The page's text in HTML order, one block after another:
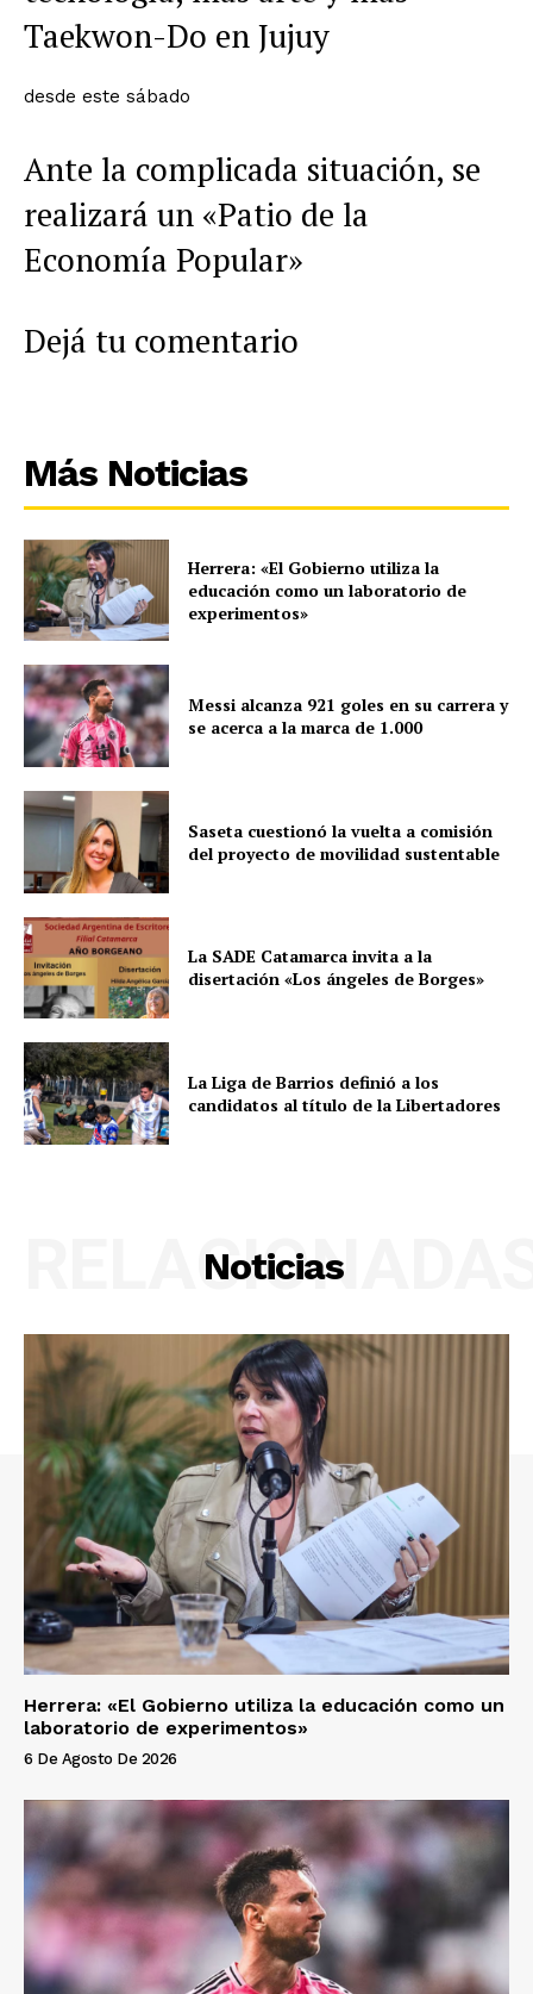
Taekwon-Do en Jujuy
desde este sábado
Ante la complicada situación, se
realizará un «Patio de la
Economía Popular»
Dejá tu comentario
Más Noticias
Herrera: «El Gobierno utiliza la
educación como un laboratorio de
experimentos»
Messi alcanza 921 goles en su carrera y
se acerca a la marca de 1.000
Saseta cuestionó la vuelta a comisión
del proyecto de movilidad sustentable
La SADE Catamarca invita a la
disertación «Los ángeles de Borges»
La Liga de Barrios definió a los
candidatos al título de la Libertadores
Noticias
Herrera: «El Gobierno utiliza la educación como un
laboratorio de experimentos»
6 De Agosto De 2026